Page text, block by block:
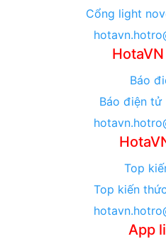
Cổng light
Báo
Báo điện tử
Top
Top kiến
App